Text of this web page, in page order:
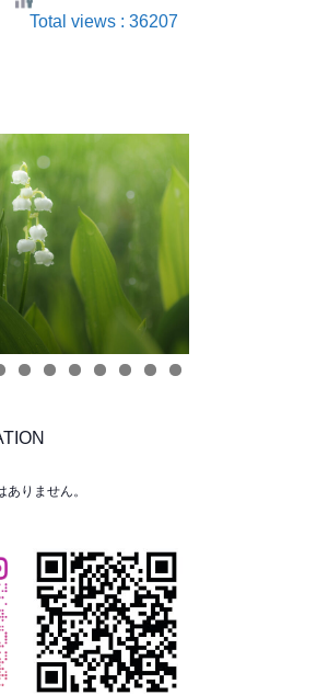
Total views : 36207
りません。